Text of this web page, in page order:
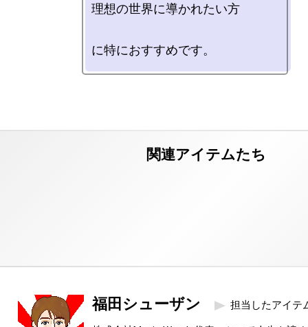
理想の世界に導かれたい方
福田シューザン 担当したアイテ